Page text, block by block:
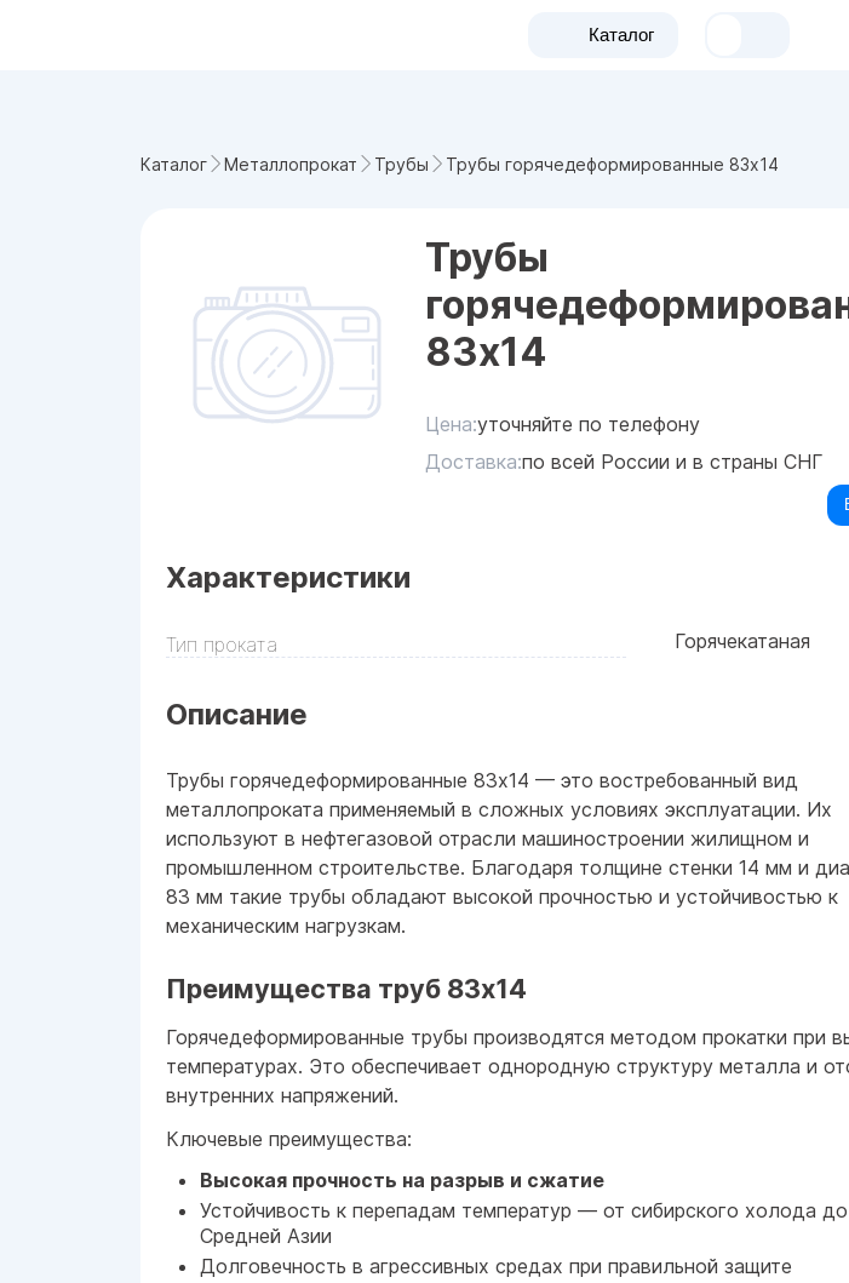
Каталог
Каталог Металлопрокат Трубы Трубы горячедеформированные 83x14
Трубы
83x14
Цена:уточняйте по телефону
Доставка:по всей России и в страны СНГ
Характеристики
Тип проката Горячекатаная
Описание
Трубы горячедеформированные 83x14 — это востребованный вид
металлопроката применяемый в сложных условиях эксплуатации. Их
используют в нефтегазовой отрасли машиностроении жилищном и
промышленном строительстве. Благодаря толщине стенки 14 мм и
83 мм такие трубы обладают высокой прочностью и устойчивостью к
механическим нагрузкам.
Преимущества труб 83x14
Горячедеформированные трубы производятся методом прокатки при
температурах. Это обеспечивает однородную структуру металла и
внутренних напряжений.
Ключевые преимущества:
Высокая прочность на разрыв и сжатие
Устойчивость к перепадам температур — от сибирского холода
Средней Азии
Долговечность в агрессивных средах при правильной защите